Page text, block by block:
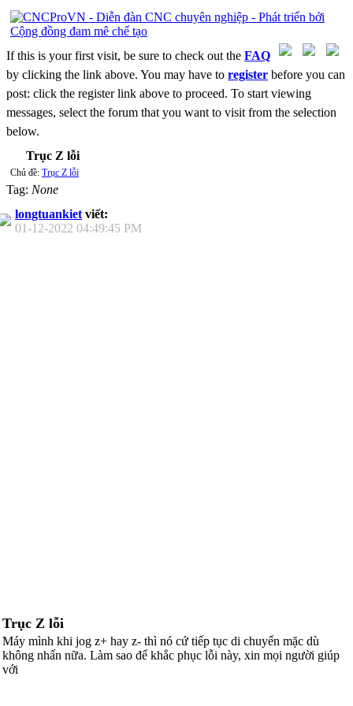
If this is your first visit, be sure to check out the FAQ
by clicking the link above. You may have to register before you can
post: click the register link above to proceed. To start viewing
messages, select the forum that you want to visit from the selection
below.
Trục Z lỗi
Chủ đề: Trục Z lỗi
Tag: None
longtuankiet viết:
01-12-2022 04:49:45 PM
Trục Z lỗi
Máy mình khi jog z+ hay z- thì nó cứ tiếp tục di chuyển mặc dù
không nhấn nữa. Làm sao để khắc phục lỗi này, xin mọi người giúp
với